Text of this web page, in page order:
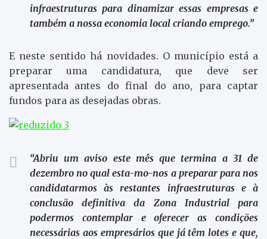
infraestruturas para dinamizar essas empresas e
também a nossa economia local criando emprego.”
E neste sentido há novidades. O município está a
preparar uma candidatura, que deve ser
apresentada antes do final do ano, para captar
fundos para as desejadas obras.
“Abriu um aviso este mês que termina a 31 de
dezembro no qual esta-mo-nos a preparar para nos
candidatarmos às restantes infraestruturas e à
conclusão definitiva da Zona Industrial para
podermos contemplar e oferecer as condições
necessárias aos empresários que já têm lotes e que,